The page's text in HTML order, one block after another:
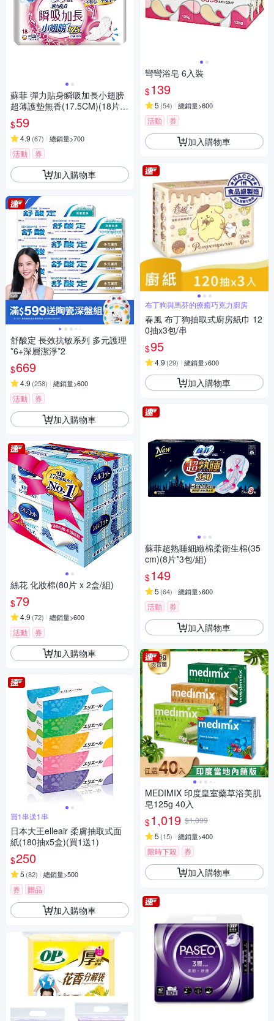
蘇菲 彈力貼身瞬吸加長小翅膀
超薄護墊無香(17.5CM)(18片 x
2包/組)
$59
4.9 (67) 總銷量>700
活動 券
加入購物車
舒酸定 長效抗敏系列 多元護理
*6+深層潔淨*2
$669
4.9 (258) 總銷量>600
活動 券
加入購物車
絲花 化妝棉(80片 x 2盒/組)
$79
4.9 (72) 總銷量>600
活動 券
加入購物車
買1串送1串
日本大王elleair 柔膚抽取式面
紙(180抽x5盒)(買1送1)
$250
5 (82) 總銷量>500
券 贈品
加入購物車
彎彎浴皂 6入裝
$139
5 (54) 總銷量>600
活動 券
加入購物車
布丁狗與馬芬的療癒巧克力廚房
春風 布丁狗抽取式廚房紙巾 12
0抽x3包/串
$95
4.9 (29) 總銷量>600
加入購物車
蘇菲超熟睡細緻棉柔衛生棉(35
cm)(8片*3包/組)
$149
5 (64) 總銷量>600
活動 券
加入購物車
MEDIMIX 印度皇室藥草浴美肌
皂125g 40入
$1,019 $1,099
5 (15) 總銷量>400
限時下殺 券
加入購物車